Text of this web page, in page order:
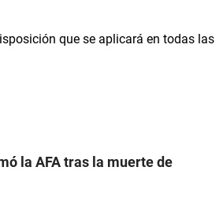
la AFA tras la muerte de